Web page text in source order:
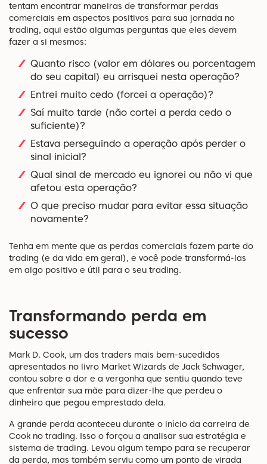
tentam encontrar maneiras de transformar perdas
comerciais em aspectos positivos para sua jornada no
trading, aqui estão algumas perguntas que eles devem
fazer a si mesmos:
Quanto risco (valor em dólares ou porcentagem
do seu capital) eu arrisquei nesta operação?
Entrei muito cedo (forcei a operação)?
Saí muito tarde (não cortei a perda cedo o
suficiente)?
Estava perseguindo a operação após perder o
sinal inicial?
Qual sinal de mercado eu ignorei ou não vi que
afetou esta operação?
O que preciso mudar para evitar essa situação
novamente?
Tenha em mente que as perdas comerciais fazem parte do
trading (e da vida em geral), e você pode transformá-las
em algo positivo e útil para o seu trading.
Transformando perda em
sucesso
Mark D. Cook, um dos traders mais bem-sucedidos
apresentados no livro Market Wizards de Jack Schwager,
contou sobre a dor e a vergonha que sentiu quando teve
que enfrentar sua mãe para dizer-lhe que perdeu o
dinheiro que pegou emprestado dela.
A grande perda aconteceu durante o início da carreira de
Cook no trading. Isso o forçou a analisar sua estratégia e
sistema de trading. Levou algum tempo para se recuperar
da perda, mas também serviu como um ponto de virada